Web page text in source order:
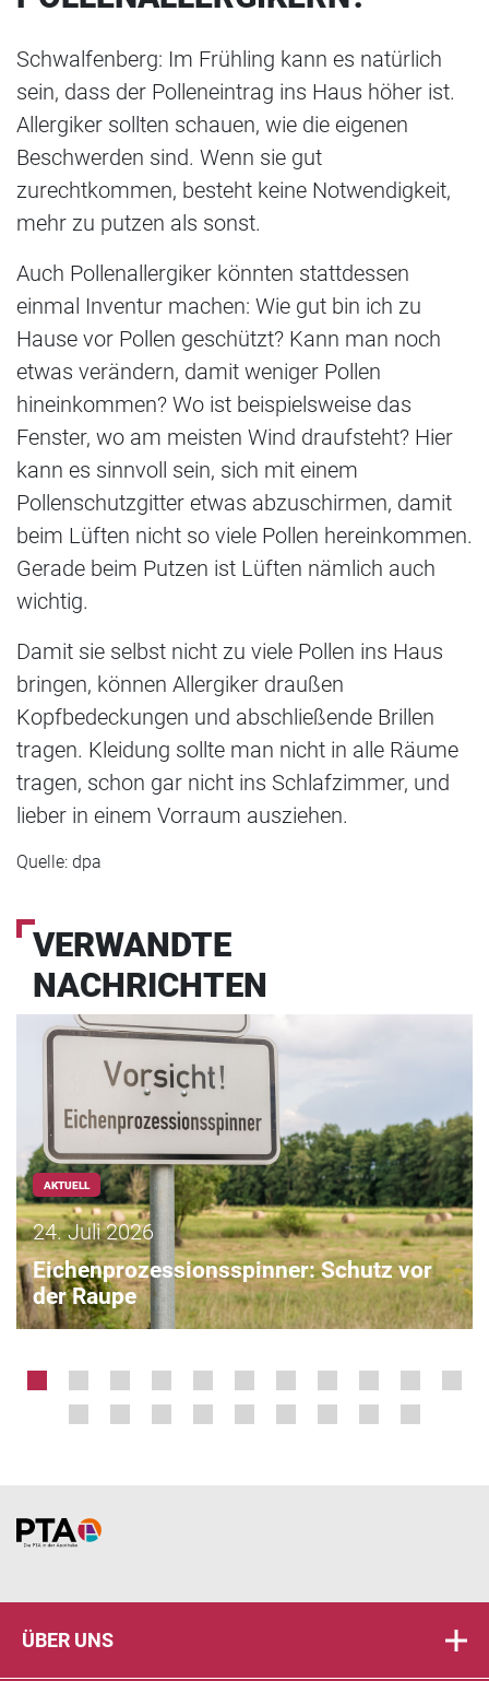
Schwalfenberg: Im Frühling kann es natürlich
sein, dass der Polleneintrag ins Haus höher ist.
Allergiker sollten schauen, wie die eigenen
Beschwerden sind. Wenn sie gut
zurechtkommen, besteht keine Notwendigkeit,
mehr zu putzen als sonst.
Auch Pollenallergiker könnten stattdessen
einmal Inventur machen: Wie gut bin ich zu
Hause vor Pollen geschützt? Kann man noch
etwas verändern, damit weniger Pollen
hineinkommen? Wo ist beispielsweise das
Fenster, wo am meisten Wind draufsteht? Hier
kann es sinnvoll sein, sich mit einem
Pollenschutzgitter etwas abzuschirmen, damit
beim Lüften nicht so viele Pollen hereinkommen.
Gerade beim Putzen ist Lüften nämlich auch
wichtig.
Damit sie selbst nicht zu viele Pollen ins Haus
bringen, können Allergiker draußen
Kopfbedeckungen und abschließende Brillen
tragen. Kleidung sollte man nicht in alle Räume
tragen, schon gar nicht ins Schlafzimmer, und
lieber in einem Vorraum ausziehen.
Quelle: dpa
VERWANDTE
NACHRICHTEN
AKTUELL
24. Juli 2026
Eichenprozessionsspinner: Schutz vor
der Raupe
Home
ÜBER UNS